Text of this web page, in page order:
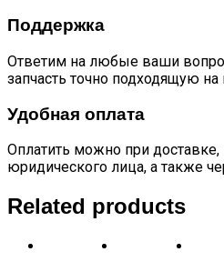
Поддержка
Ответим на любые ваши
запчасть точно подходящую
Удобная оплата
Оплатить можно при доставке,
юридического лица, а также
Related products